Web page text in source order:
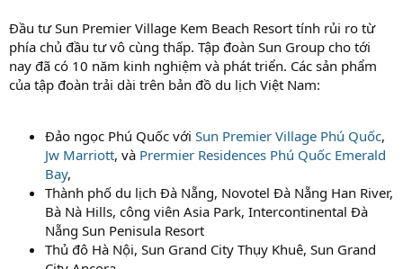
Đầu tư Sun Premier Village Kem Beach Resort tính rủi ro từ
phía chủ đầu tư vô cùng thấp. Tập đoàn Sun Group cho tới
nay đã có 10 năm kinh nghiệm và phát triển. Các sản phẩm
của tập đoàn trải dài trên bản đồ du lịch Việt Nam:
Đảo ngọc Phú Quốc với Sun Premier Village Phú Quốc,
Jw Marriott, và Prermier Residences Phú Quốc Emerald
Bay,
Thành phố du lịch Đà Nẵng, Novotel Đà Nẵng Han River,
Bà Nà Hills, công viên Asia Park, Intercontinental Đà
Nẵng Sun Penisula Resort
Thủ đô Hà Nội, Sun Grand City Thụy Khuê, Sun Grand